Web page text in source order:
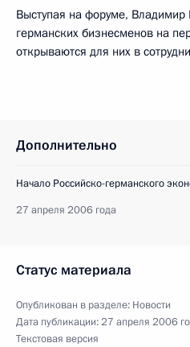
Выступая на форуме, Владимир
германских бизнесменов на
открываются для них в
Дополнительно
Начало Российско-германского
27 апреля 2006 года
Статус материала
Опубликован в разделе: Новости
Дата публикации:27 апреля 2006
Текстовая версия